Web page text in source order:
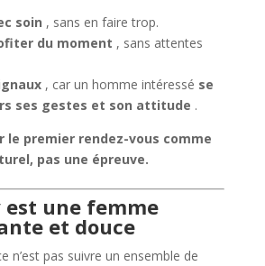
soin , sans en faire trop.
du moment , sans attentes
, car un homme intéressé se
ses gestes et son attitude .
le premier rendez-vous comme
pas une épreuve.
est une femme
et douce
n’est pas suivre un ensemble de